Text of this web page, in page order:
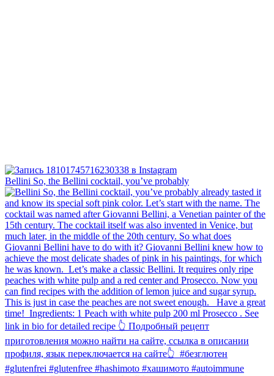
Bellini⁠ So, the Bellini cocktail, you’ve probably